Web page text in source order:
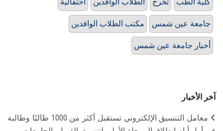
احتفالية الطلاب الوافدين تخرج كلية الطب
مكتب الطلاب الوافدين جامعة عين شمس
أخبار جامعة عين شمس
آخر الأخبار
معامل التنسيق الإلكتروني تستقبل أكثر من 1000 طالبًا وطالبة